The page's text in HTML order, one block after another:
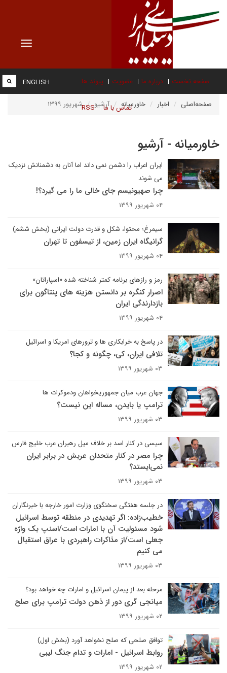
Toggle
صفحه نخست درباره ما عضویت پیوند ها
تماس با ما RSS
ENGLISH
صفحه‌اصلی اخبار خاورمیانه آرشیو شهریور ۱۳۹۹
خاورمیانه - آرشیو
ایران اعراب را دشمن نمی داند اما آنان به دشمنانش نزدیک
می شوند
چرا صهیونیسم جای خالی ما را می گیرد؟!
۰۴ شهریور ۱۳۹۹
سیمرغ؛ محتوا، شکل و قدرت دولت ایرانی (بخش ششم)
گرانیگاه ایران زمین، از تیسفون تا تهران
۰۴ شهریور ۱۳۹۹
رمز و رازهای برنامه کمتر شناخته شده «اسپاراتان»
اصرار کنگره بر دانستن هزینه های پنتاگون برای
بازدارندگی ایران
۰۴ شهریور ۱۳۹۹
در پاسخ به خرابکاری ها و ترورهای امریکا و اسرائیل
تلافی ایران، کی، چگونه و کجا؟
۰۳ شهریور ۱۳۹۹
جهان عرب میان جمهوریخواهان ودموکرات ها
ترامپ یا بایدن، مساله این نیست؟
۰۳ شهریور ۱۳۹۹
سیسی در کنار اسد بر خلاف میل رهبران عرب خلیج فارس
چرا مصر در کنار متحدان عربش در برابر ایران
نمی‌ایستد؟
۰۳ شهریور ۱۳۹۹
در جلسه هفتگی سخنگوی وزارت امور خارجه با خبرنگاران
خطیب‌زاده: اگر تهدیدی در منطقه توسط اسرائیل
شود مسئولیت آن با امارات است/اسنپ بک واژه
جعلی است/از مذاکرات راهبردی با عراق استقبال
می کنیم
۰۳ شهریور ۱۳۹۹
مرحله بعد از پیمان اسرائیل و امارات چه خواهد بود؟
میانجی گری دور از ذهن دولت ترامپ برای صلح
۰۲ شهریور ۱۳۹۹
توافق صلحی که صلح نخواهد آورد (بخش اول)
روابط اسرائیل - امارات و تدام جنگ لیبی
۰۲ شهریور ۱۳۹۹